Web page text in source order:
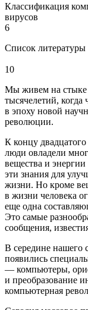
Классификация
6
10
Мы живем на стыке
тысячелетий, когда
в эпоху новой
революции.
К концу двадцатого
люди овладели
вещества и
эти знания для
жизни. Но кроме
в жизни человека
еще одна
Это самые
сообщения,
В середине нашего
появились
— компьютеры,
и преобразование
компьютерная